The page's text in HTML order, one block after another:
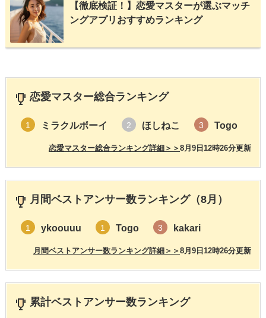
【徹底検証！】恋愛マスターが選ぶマッチ
ングアプリおすすめランキング
恋愛マスター総合ランキング
1 ミラクルボーイ 2 ほしねこ 3 Togo
8月9日12時26分更新
恋愛マスター総合ランキング詳細＞＞
月間ベストアンサー数ランキング（8月）
1 ykoouuu 1 Togo 3 kakari
8月9日12時26分更新
月間ベストアンサー数ランキング詳細＞＞
累計ベストアンサー数ランキング